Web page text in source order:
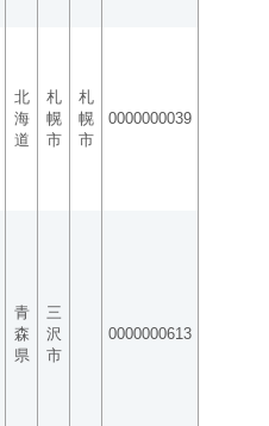
北
海
道
札
幌
市
札
幌
市
0000000039
青
森
県
三
沢
市
0000000613